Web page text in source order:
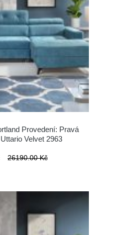
Provedení: Pravá
Velvet 2963
26190.00 Kč